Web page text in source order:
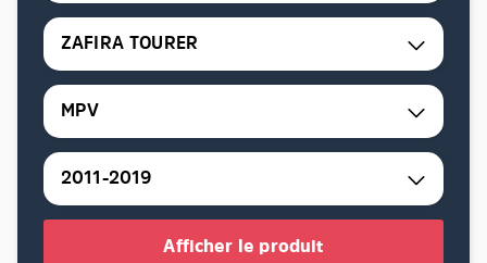
ZAFIRA TOURER
MPV
2011-2019
Afficher le produit